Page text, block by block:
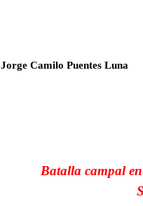
Jorge Camilo Puentes Luna
Batalla campal